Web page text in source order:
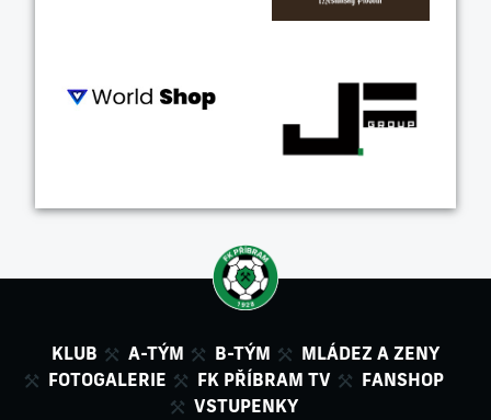
KLUB A-TÝM B-TÝM
MLÁDEZ A ZENY
FOTOGALERIE
FK PŘÍBRAM TV
FANSHOP
VSTUPENKY